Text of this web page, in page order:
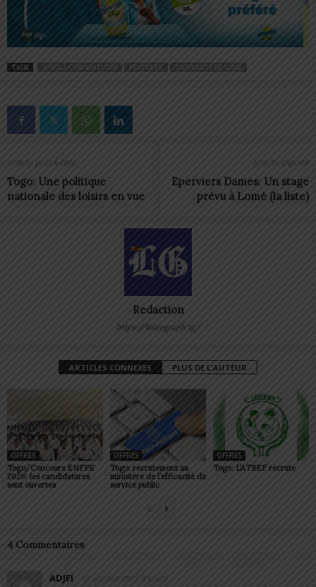
TAGS APPEL À CANDIDATURES FEATURED UNIVERSITÉ DE LOMÉ
Article précédent
Togo: Une politique
nationale des loisirs en vue
Article suivant
Eperviers Dames: Un stage
prévu à Lomé (la liste)
Redaction
https://lomegraph.tg/
ARTICLES CONNEXES PLUS DE L'AUTEUR
OFFRES
Togo/Concours ENFPE
2026: les candidatures
sont ouvertes
OFFRES
Togo: recrutement au
ministère de l’efficacité du
service public
OFFRES
Togo: L’ATBEF recrute
4 Commentaires
ADJEI 13 octobre 2023 à 12h38